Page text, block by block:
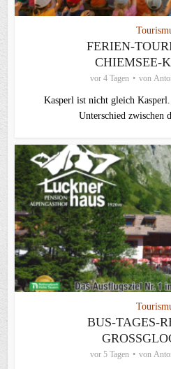
FERIEN-
CHIEMSEE-
vor 4 Tagen von
Kasperl ist nicht gleich
Unterschied zwischen
BUS-TAGES-
vor 5 Tagen von